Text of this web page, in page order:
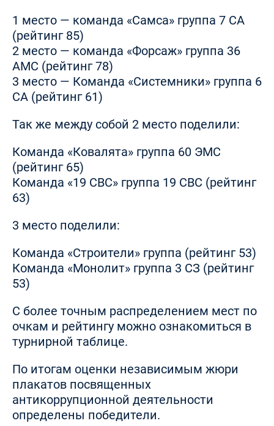
1 место — команда «Самса» группа 7 СА
(рейтинг 85)
2 место — команда «Форсаж» группа 36
АМС (рейтинг 78)
3 место — Команда «Системники» группа 6
СА (рейтинг 61)
Так же между собой 2 место поделили:
Команда «Ковалята» группа 60 ЭМС
(рейтинг 65)
Команда «19 СВС» группа 19 СВС (рейтинг
63)
3 место поделили:
Команда «Строители» группа (рейтинг 53)
Команда «Монолит» группа 3 СЗ (рейтинг
53)
С более точным распределением мест по
очкам и рейтингу можно ознакомиться в
турнирной таблице.
По итогам оценки независимым жюри
плакатов посвященных
антикоррупционной деятельности
определены победители.